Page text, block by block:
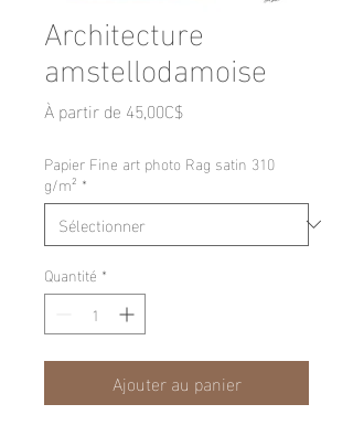
Architecture
amstellodamoise
À partir de 45,00C$Prix
Papier Fine art photo Rag satin 310
g/m² *
Quantité *
Ajouter au panier